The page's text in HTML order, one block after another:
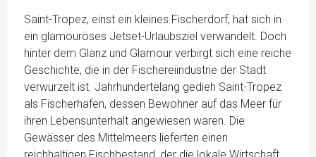
Saint-Tropez, einst ein kleines Fischerdorf, hat sich in
ein glamouröses Jetset-Urlaubsziel verwandelt. Doch
hinter dem Glanz und Glamour verbirgt sich eine reiche
Geschichte, die in der Fischereiindustrie der Stadt
verwurzelt ist. Jahrhundertelang gedieh Saint-Tropez
als Fischerhafen, dessen Bewohner auf das Meer für
ihren Lebensunterhalt angewiesen waren. Die
Gewässer des Mittelmeers lieferten einen